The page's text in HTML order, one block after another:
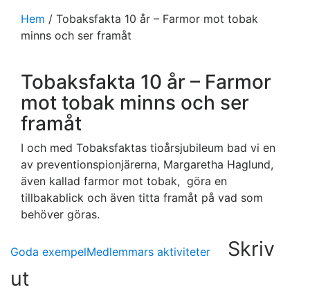
Hem / Tobaksfakta 10 år – Farmor mot tobak
minns och ser framåt
Tobaksfakta 10 år – Farmor
mot tobak minns och ser
framåt
I och med Tobaksfaktas tioårsjubileum bad vi en
av preventionspionjärerna, Margaretha Haglund,
även kallad farmor mot tobak, göra en
tillbakablick och även titta framåt på vad som
behöver göras.
Goda exempelMedlemmars aktiviteter
Skriv
ut